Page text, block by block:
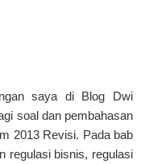
saya di Blog Dwi
soal dan pembahasan
2013 Revisi. Pada bab
regulasi bisnis, regulasi